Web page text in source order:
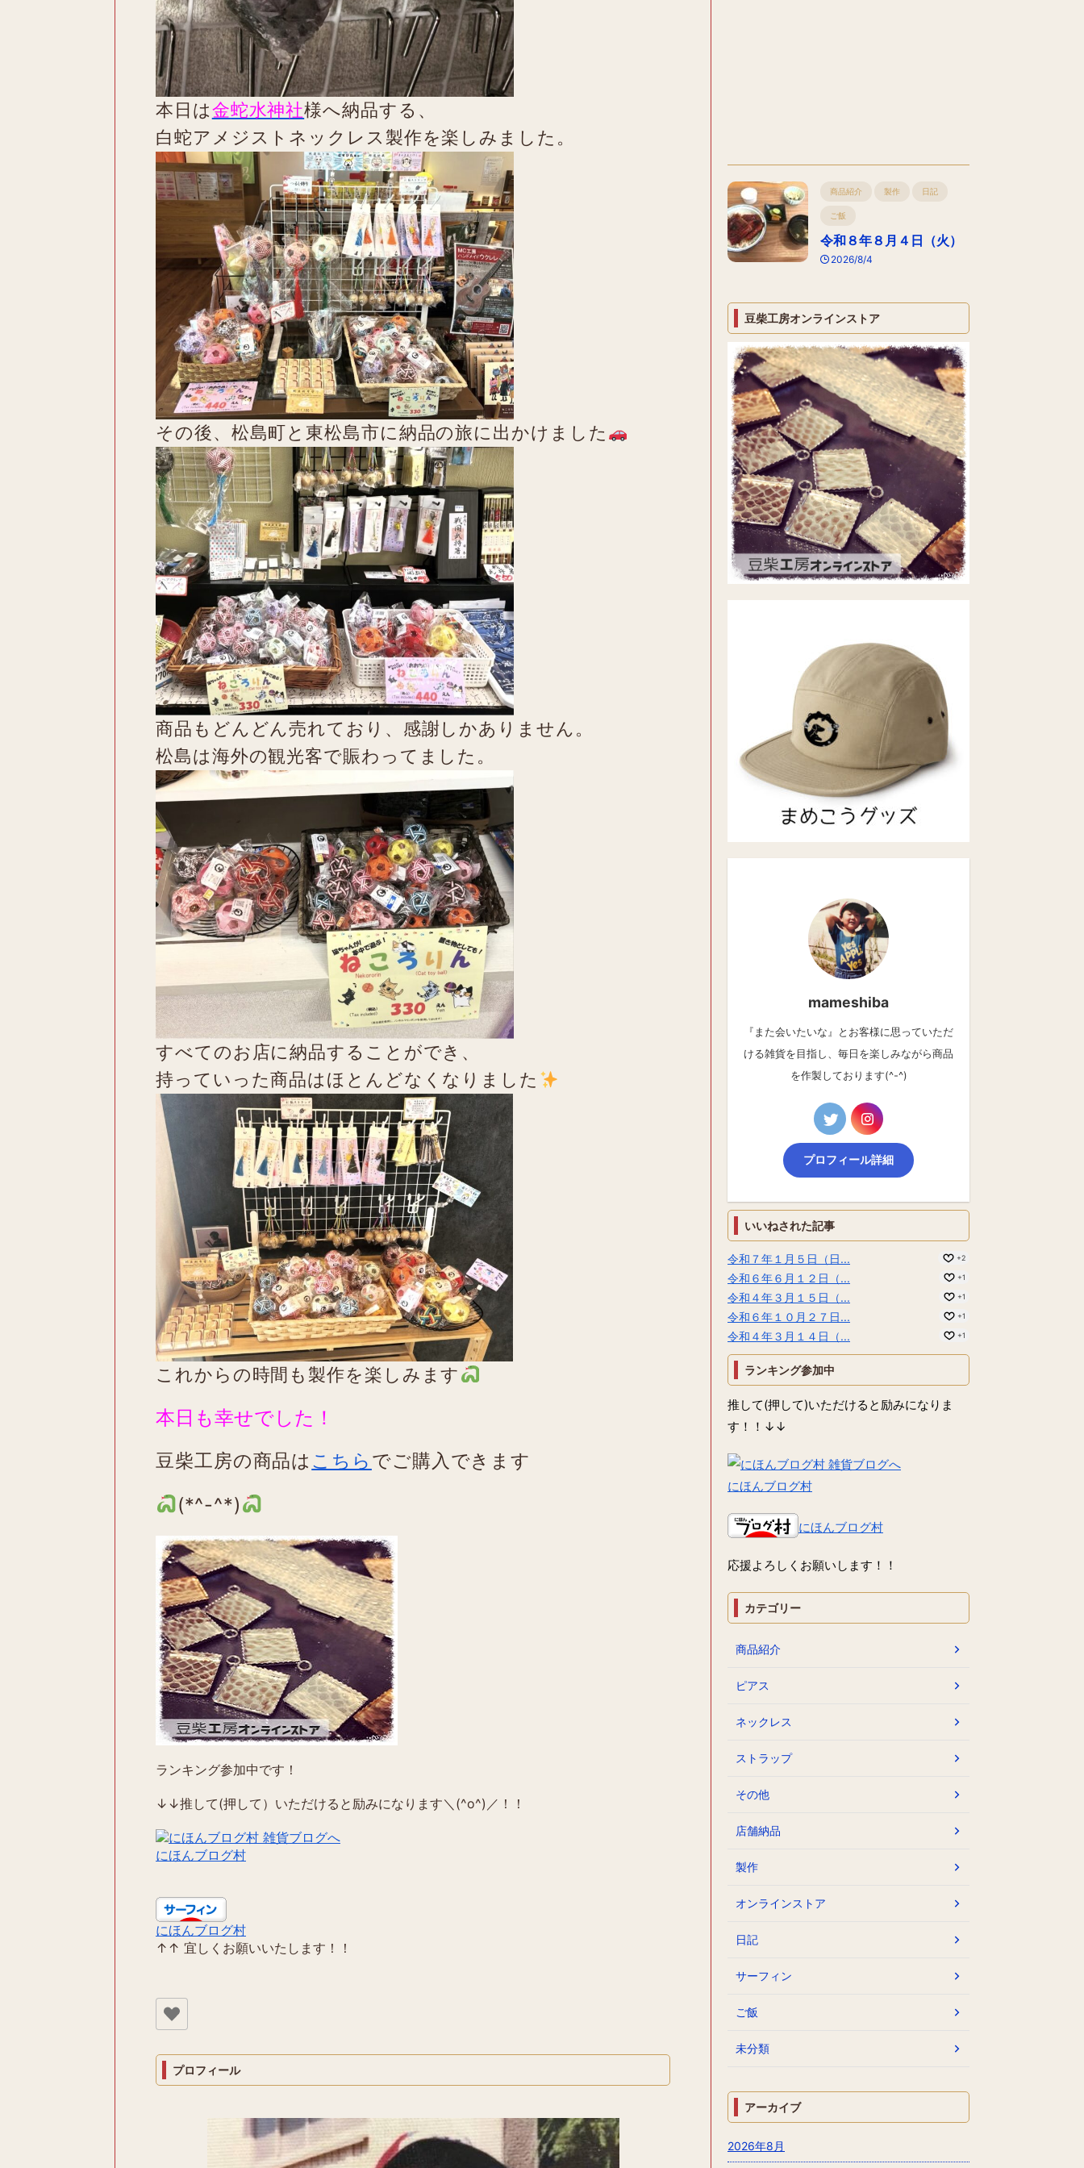
本日は金蛇水神社様へ納品する、
白蛇アメジストネックレス製作を楽しみました。
その後、松島町と東松島市に納品の旅に出かけました
商品もどんどん売れており、感謝しかありません。
松島は海外の観光客で賑わってました。
すべてのお店に納品することができ、
持っていった商品はほとんどなくなりました
これからの時間も製作を楽しみます
本日も幸せでした！
豆柴工房の商品は こちら でご購入できます
(*^-^*)
ランキング参加中です！
↓↓推して(押して）いただけると励みになります＼(^o^)／！！
にほんブログ村
にほんブログ村
↑↑ 宜しくお願いいたします！！
プロフィール
商品紹介 製作 日記
ご飯
令和８年８月４日（火）
2026/8/4
豆柴工房オンラインストア
mameshiba
『また会いたいな』とお客様に思っていただ
ける雑貨を目指し、毎日を楽しみながら商品
を作製しております(^-^)
プロフィール詳細
いいねされた記事
令和７年１月５日（日... +2
令和６年６月１２日（... +1
令和４年３月１５日（... +1
令和６年１０月２７日... +1
令和４年３月１４日（... +1
ランキング参加中
推して(押して)いただけると励みになりま
す！！↓↓
にほんブログ村
にほんブログ村
応援よろしくお願いします！！
カテゴリー
商品紹介
ピアス
ネックレス
ストラップ
その他
店舗納品
製作
オンラインストア
日記
サーフィン
ご飯
未分類
アーカイブ
2026年8月